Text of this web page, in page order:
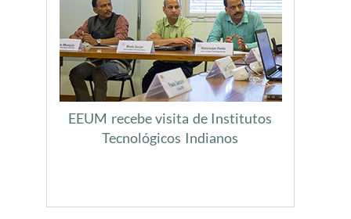
EEUM recebe visita de Institutos
Tecnológicos Indianos